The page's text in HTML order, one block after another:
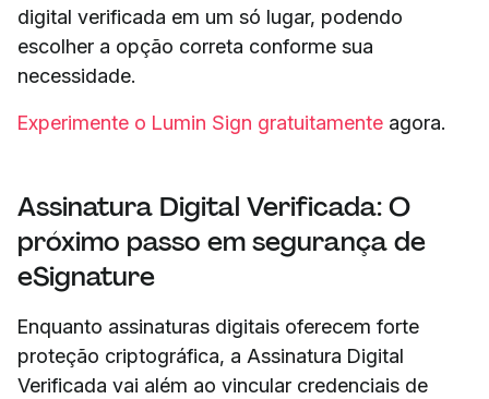
digital verificada em um só lugar, podendo
escolher a opção correta conforme sua
necessidade.
Experimente o Lumin Sign gratuitamente agora.
Assinatura Digital Verificada: O
próximo passo em segurança de
eSignature
Enquanto assinaturas digitais oferecem forte
proteção criptográfica, a Assinatura Digital
Verificada vai além ao vincular credenciais de